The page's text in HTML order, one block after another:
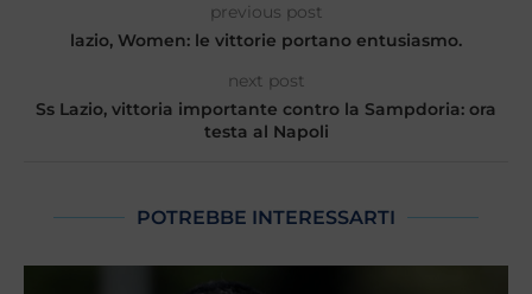
previous post
lazio, Women: le vittorie portano entusiasmo.
next post
Ss Lazio, vittoria importante contro la Sampdoria: ora
testa al Napoli
POTREBBE INTERESSARTI